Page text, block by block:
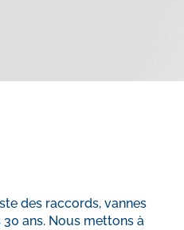
des raccords, vannes
ans. Nous mettons à